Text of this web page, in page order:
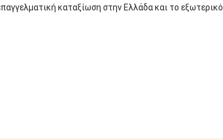
καταξίωση στην Ελλάδα και το εξωτερικό.